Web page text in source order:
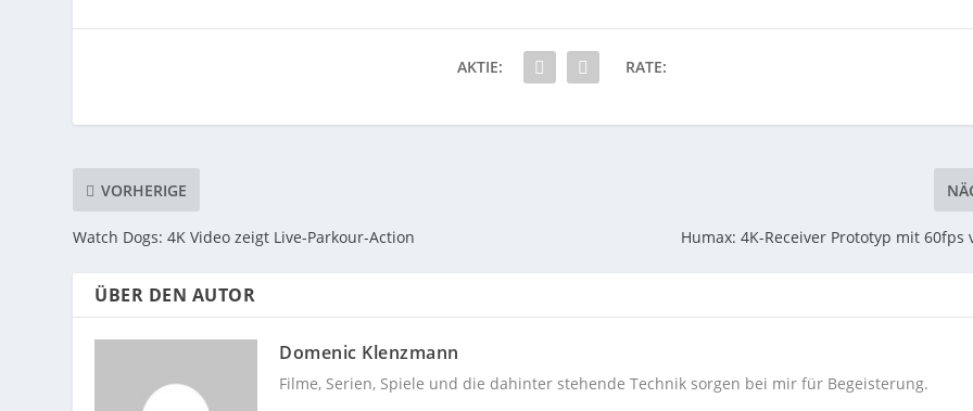
AKTIE: RATE:
VORHERIGE
Watch Dogs: 4K Video zeigt Live-Parkour-Action Humax: 4K-Receiver Prototyp mit 60fps
ÜBER DEN AUTOR
Domenic Klenzmann
Filme, Serien, Spiele und die dahinter stehende Technik sorgen bei mir für Begeisterung.